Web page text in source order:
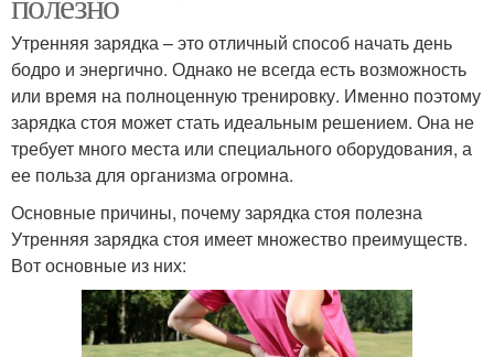
Утренняя зарядка – это отличный способ начать день
бодро и энергично. Однако не всегда есть возможность
или время на полноценную тренировку. Именно поэтому
зарядка стоя может стать идеальным решением. Она не
требует много места или специального оборудования, а
ее польза для организма огромна.
Основные причины, почему зарядка стоя полезна
Утренняя зарядка стоя имеет множество преимуществ.
Вот основные из них: